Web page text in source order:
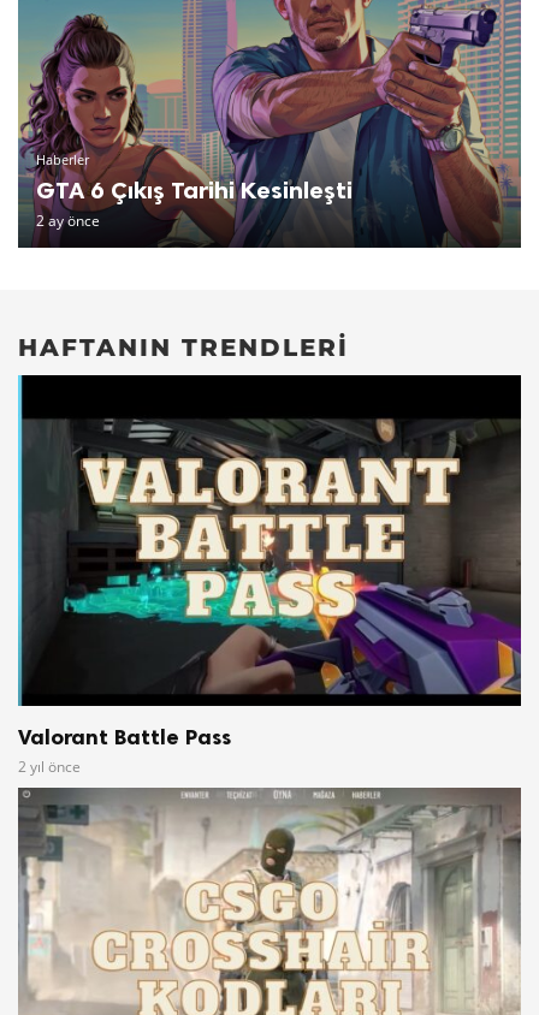
Haberler
GTA 6 Çıkış Tarihi Kesinleşti
2 ay önce
HAFTANIN TRENDLERI
Valorant Battle Pass
2 yıl önce